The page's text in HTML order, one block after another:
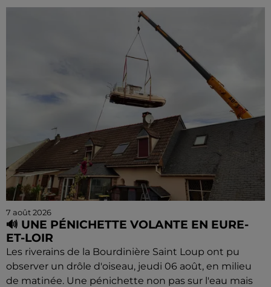
7 août 2026
🔊 UNE PÉNICHETTE VOLANTE EN EURE-
ET-LOIR
Les riverains de la Bourdinière Saint Loup ont pu
observer un drôle d'oiseau, jeudi 06 août, en milieu
de matinée. Une pénichette non pas sur l'eau mais